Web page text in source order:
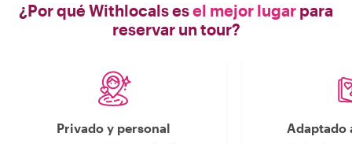
¿Por qué Withlocals esel mejor lugar para
reservar un tour?
Privado y personal Adaptado